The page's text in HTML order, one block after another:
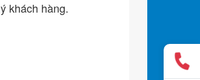
khách hàng.